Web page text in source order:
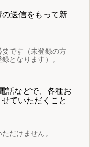
送信をもって新
です（未登録の方
となります）。
話などで、各種お
ていただくこと
だけません。